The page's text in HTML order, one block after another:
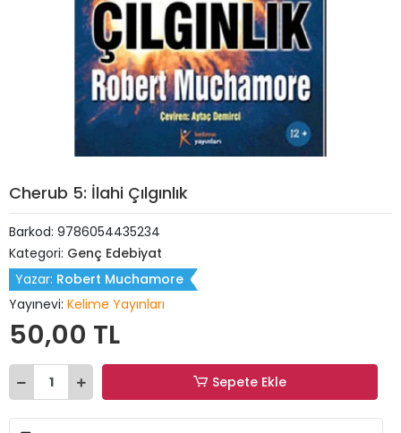
Cherub 5: İlahi Çılgınlık
Barkod: 9786054435234
Kategori: Genç Edebiyat
Yazar: Robert Muchamore
Yayınevi: Kelime Yayınları
50,00 TL
Sepete Ekle